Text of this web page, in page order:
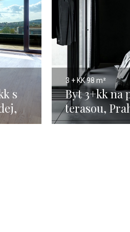
s
3 + KK98 m²
Byt 3+kk na
terasou,
98m